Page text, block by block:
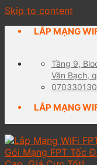
Skip to content
LẮP MẠNG
Tầng 9,
Văn Bạch,
LẮP MẠNG